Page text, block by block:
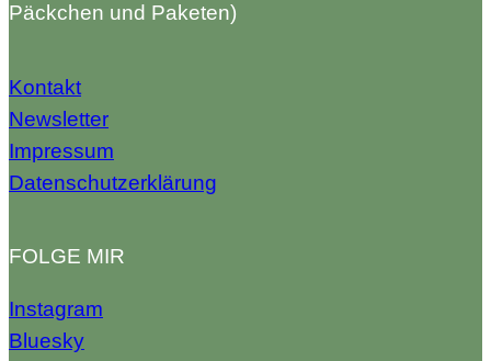
Päckchen und Paketen)
Kontakt
Newsletter
Impressum
Datenschutzerklärung
FOLGE MIR
Instagram
Bluesky